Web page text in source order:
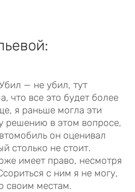
— не убил, тут
что все это будет более
я раньше могла эти
в этом вопросе,
он оценивал
столько не стоит.
имеет право, несмотря
с ним я не могу,
своим местам.